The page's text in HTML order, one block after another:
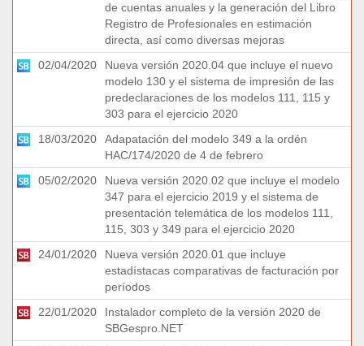
de cuentas anuales y la generación del Libro
Registro de Profesionales en estimación
directa, así como diversas mejoras
02/04/2020
Nueva versión 2020.04 que incluye el nuevo
modelo 130 y el sistema de impresión de las
predeclaraciones de los modelos 111, 115 y
303 para el ejercicio 2020
18/03/2020
Adapatación del modelo 349 a la ordén
HAC/174/2020 de 4 de febrero
05/02/2020
Nueva versión 2020.02 que incluye el modelo
347 para el ejercicio 2019 y el sistema de
presentación telemática de los modelos 111,
115, 303 y 349 para el ejercicio 2020
24/01/2020
Nueva versión 2020.01 que incluye
estadístacas comparativas de facturación por
períodos
22/01/2020
Instalador completo de la versión 2020 de
SBGespro.NET